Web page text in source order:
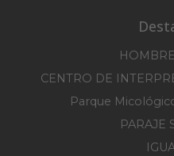
CENTRO DE
Parque
PARAJE